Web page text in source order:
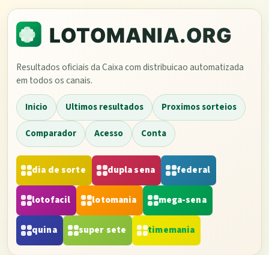
Resultados oficiais da Caixa com distribuicao automatizada
em todos os canais.
Inicio Ultimos resultados Proximos sorteios
Comparador Acesso Conta
dia de sorte dupla sena federal
lotofacil lotomania mega-sena
quina super sete timemania